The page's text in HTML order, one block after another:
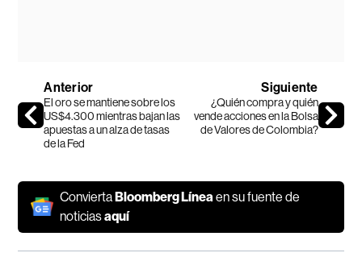
Anterior
El oro se mantiene sobre los
US$4.300 mientras bajan las
apuestas a un alza de tasas
de la Fed
Siguiente
¿Quién compra y quién
vende acciones en la Bolsa
de Valores de Colombia?
ConviertaBloomberg Líneaen su fuente de
noticiasaquí